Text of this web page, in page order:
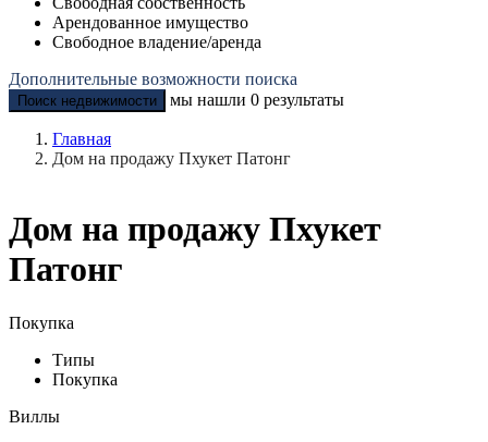
Арендованное имущество
Свободное владение/аренда
Дополнительные возможности поиска
Поиск недвижимости мы нашли 0 результаты
Главная
Дом на продажу Пхукет Патонг
Дом на продажу Пхукет
Патонг
Покупка
Типы
Покупка
Виллы